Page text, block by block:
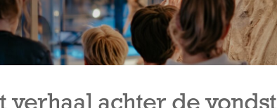
verhaal achter de vondst